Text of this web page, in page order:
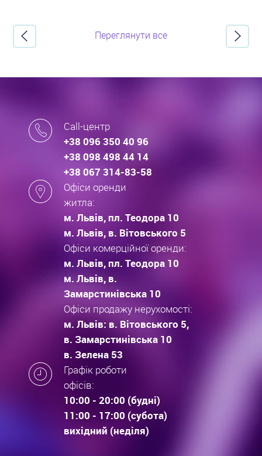
Переглянути все
Call-центр
+38 096 350 40 96
+38 098 498 44 14
+38 067 314-83-58
Офіси оренди
житла:
м. Львів, пл. Теодора 10
м. Львів, в. Вітовського 5
Офіси комерційної оренди:
м. Львів, пл. Теодора 10
м. Львів, в.
Замарстинівська 10
Офіси продажу нерухомості:
м. Львів: в. Вітовського 5,
в. Замарстинівська 10
в. Зелена 53
Графік роботи
офісів:
10:00 - 20:00 (будні)
11:00 - 17:00 (субота)
вихідний (неділя)